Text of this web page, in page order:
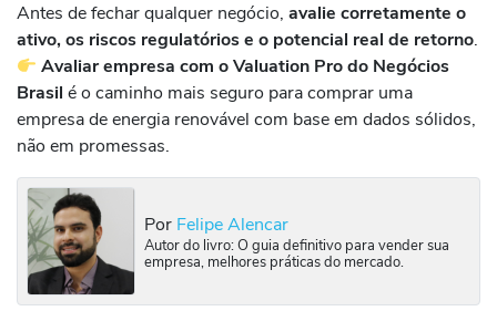
Antes de fechar qualquer negócio, avalie corretamente o
ativo, os riscos regulatórios e o potencial real de retorno.
Avaliar empresa com o Valuation Pro do Negócios
Brasil é o caminho mais seguro para comprar uma
empresa de energia renovável com base em dados sólidos,
não em promessas.
Por Felipe Alencar
Autor do livro: O guia definitivo para vender sua
empresa, melhores práticas do mercado.